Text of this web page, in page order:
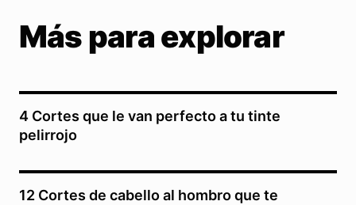
Más para explorar
4 Cortes que le van perfecto a tu tinte
pelirrojo
12 Cortes de cabello al hombro que te